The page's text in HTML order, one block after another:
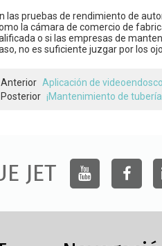
las pruebas de rendimiento de
la cámara de comercio de
o si las empresas de
no es suficiente juzgar por los
Anterior Aplicación de
Posterior ¡Mantenimiento de
JET